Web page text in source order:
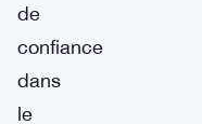
de
confiance
dans
le